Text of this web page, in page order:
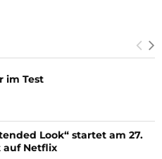
im Test
Look“ startet am 27.
auf Netflix